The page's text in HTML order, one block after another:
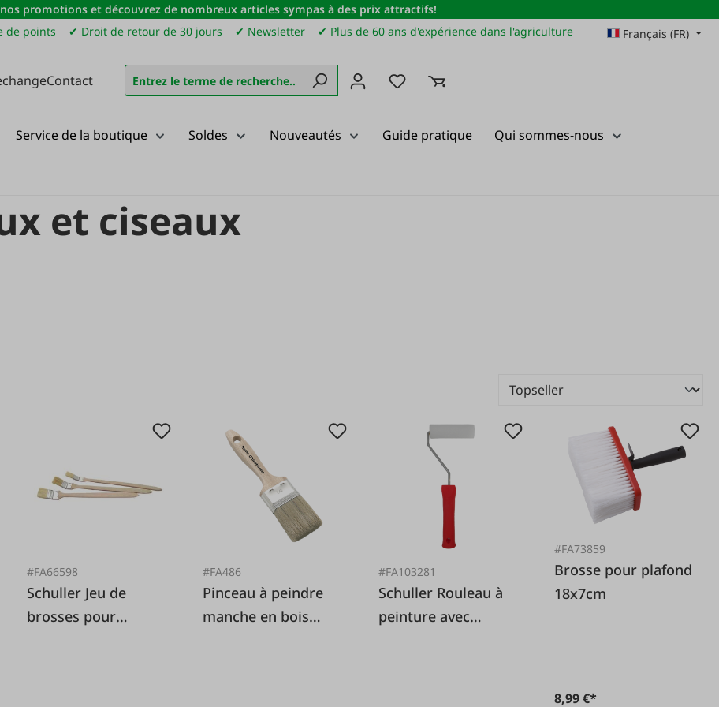
promotions et découvrez de nombreux articles sympas à des prix attractifs!
de points ✔ Droit de retour de 30 jours ✔ Newsletter ✔ Plus de 60 ans d'expérience dans l'agriculture Français (FR)
Contact Vous avez 0 articles dans votre liste de souhaits
Service de la boutique Soldes Nouveautés Guide pratique Qui sommes-nous
et ciseaux
#FA66598
Schuller Jeu de
brosses pour
#FA486
Pinceau à peindre
manche en bois
#FA103281
Schuller Rouleau à
peinture avec
#FA73859
Brosse pour plafond
18x7cm
8,99 €*